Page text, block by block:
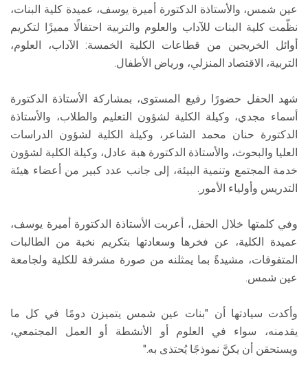
عين شمس، والأستاذة الدكتورة أميرة يوسف، عميدة كلية البنات،
نظّمت كلية البنات للآداب والعلوم والتربية احتفالًا مميزًا لتكريم
أوائل الخريجين من قطاعات الكلية الخمسة: الآداب، العلوم،
التربية، الاقتصاد المنزلي، ورياض الأطفال.
شهد الحفل حضورًا رفيع المستوى، بمشاركة الأستاذة الدكتورة
أسماء مجدي، وكيلة الكلية لشؤون التعليم والطلاب، والأستاذة
الدكتورة حنان محمد الشاعر، وكيلة الكلية لشؤون الدراسات
العليا والبحوث، والأستاذة الدكتورة هبة عادل، وكيلة الكلية لشؤون
خدمة المجتمع وتنمية البيئة، إلى جانب عدد كبير من أعضاء هيئة
التدريس وأولياء الأمور.
وفي كلمتها خلال الحفل، أعربت الأستاذة الدكتورة أميرة يوسف،
عميدة الكلية، عن فخرها وسعادتها بتكريم نخبة من الطالبات
المتفوقات، مشيدةً بما يمثلنه من صورة مشرفة للكلية ولجامعة
عين شمس.
وأكدت سيادتها أن "بنات عين شمس يتميزن دومًا في كل ما
يقدمنه، سواء في العلوم أو الأنشطة أو العمل المجتمعي،
ويستحقن أن يكنَّ نموذجًا يُحتذى به."